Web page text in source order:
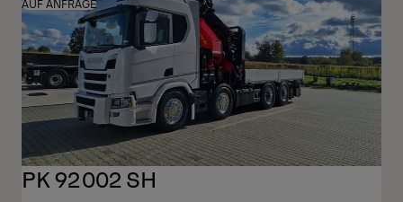
AUF ANFRAGE
PK 92002 SH